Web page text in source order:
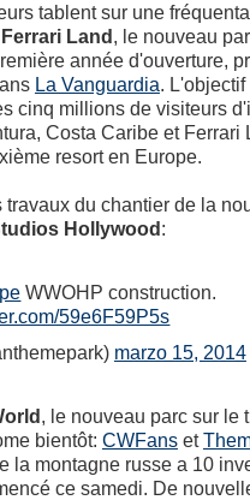
tablent sur une
Ferrari Land, le nouveau
année d'ouverture,
La Vanguardia. L'objectif
cinq millions de visiteurs
Costa Caribe et Ferrari
resort en Europe.
du chantier de la
Hollywood:
WWOHP construction.
59e6F59P5s
marzo 15, 2014
, le nouveau parc sur le
bientôt: CWFanset
la montagne russe a 10
ce samedi. De